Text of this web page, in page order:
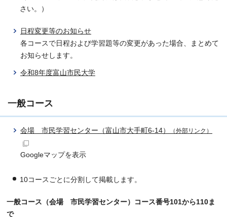
さい。）
日程変更等のお知らせ
各コースで日程および学習題等の変更があった場合、まとめて
お知らせします。
令和8年度富山市民大学
一般コース
会場 市民学習センター（富山市大手町6-14） （外部リンク）
Googleマップを表示
10コースごとに分割して掲載します。
一般コース（会場 市民学習センター）コース番号101から110ま
で